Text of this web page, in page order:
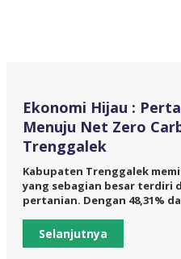
Ekonomi Hijau :
Menuju Net Zero
Trenggalek
Kabupaten Trenggalek
yang sebagian besar terdiri
pertanian. Dengan 48,31%
Selanjutnya